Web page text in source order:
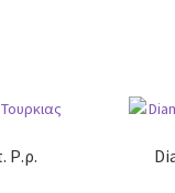
Ρ.ρ.